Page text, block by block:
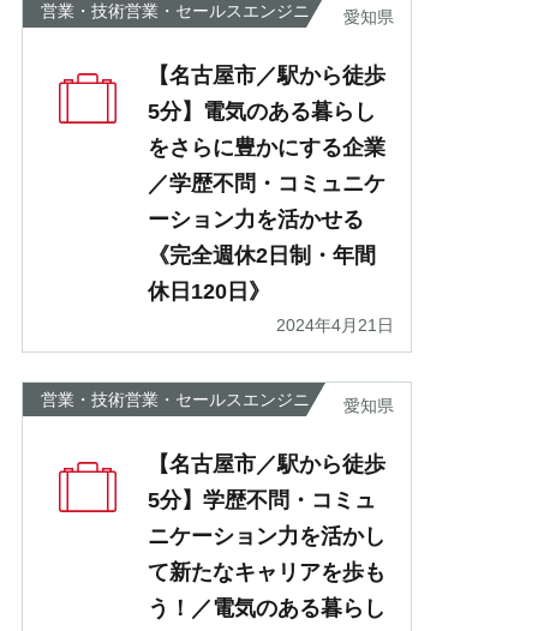
営業・技術営業・セールスエンジニ
愛知県
【名古屋市／駅から徒歩
5分】電気のある暮らし
をさらに豊かにする企業
／学歴不問・コミュニケ
ーション力を活かせる
《完全週休2日制・年間
休日120日》
2024年4月21日
営業・技術営業・セールスエンジニ
愛知県
【名古屋市／駅から徒歩
5分】学歴不問・コミュ
ニケーション力を活かし
て新たなキャリアを歩も
う！／電気のある暮らし